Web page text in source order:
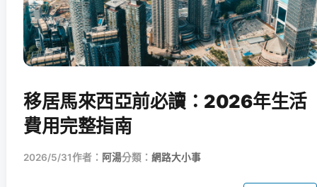
移居馬來西亞前必讀：2026年生活
費用完整指南
2026/5/31作者： 阿湯分類： 網路大小事